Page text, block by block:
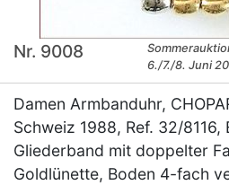
Nr. 9008
6./7./8. Juni
Damen Armbanduhr,
Schweiz 1988, Ref. 32/
Gliederband mit doppelter
Goldlünette, Boden 4-fach